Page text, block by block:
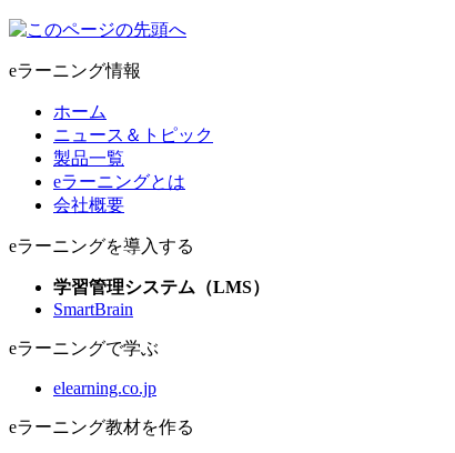
eラーニング情報
ホーム
ニュース＆トピック
製品一覧
eラーニングとは
会社概要
eラーニングを導入する
学習管理システム（LMS）
SmartBrain
eラーニングで学ぶ
elearning.co.jp
eラーニング教材を作る